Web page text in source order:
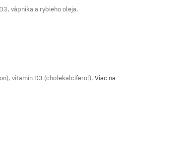
vápnika a rybieho oleja.
vitamín D3 (cholekalciferol). Viac na